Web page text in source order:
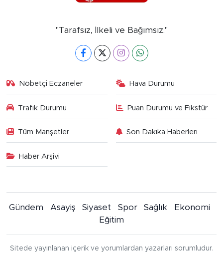
"Tarafsız, İlkeli ve Bağımsız."
Nöbetçi Eczaneler Hava Durumu
Trafik Durumu Puan Durumu ve Fikstür
Tüm Manşetler Son Dakika Haberleri
Haber Arşivi
Gündem Asayiş Siyaset Spor Sağlık
Ekonomi
Eğitim
Sitede yayınlanan içerik ve yorumlardan yazarları sorumludur.